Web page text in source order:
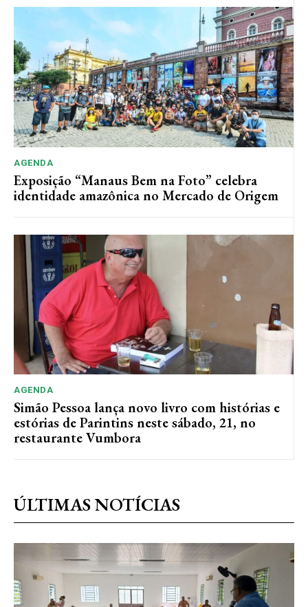
AGENDA
Exposição “Manaus Bem na Foto” celebra
identidade amazônica no Mercado de Origem
AGENDA
Simão Pessoa lança novo livro com histórias e
estórias de Parintins neste sábado, 21, no
restaurante Vumbora
ÚLTIMAS NOTÍCIAS